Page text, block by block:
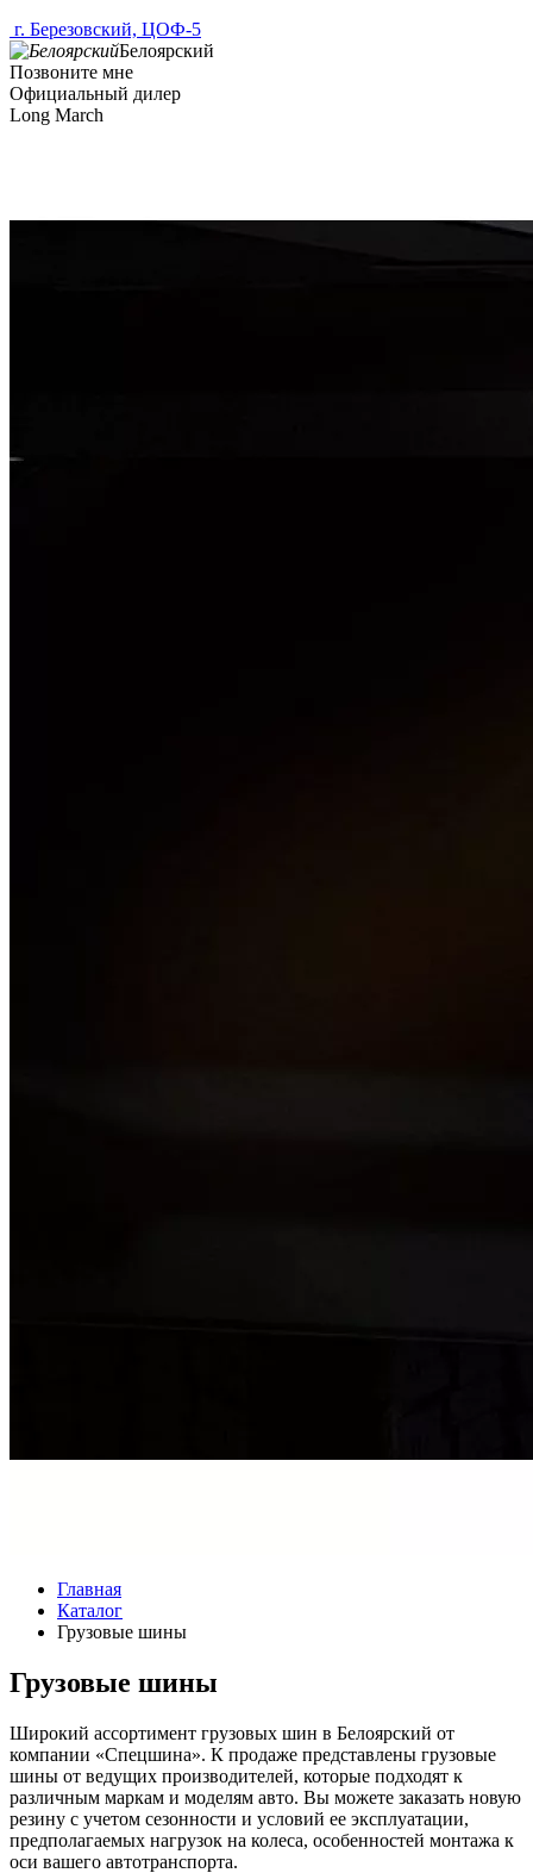
г. Березовский, ЦОФ-5
Белоярский
Позвоните мне
Официальный дилер
Long March
Главная
Каталог
Грузовые шины
Грузовые шины
Широкий ассортимент грузовых шин в Белоярский от
компании «Спецшина». К продаже представлены грузовые
шины от ведущих производителей, которые подходят к
различным маркам и моделям авто. Вы можете заказать новую
резину с учетом сезонности и условий ее эксплуатации,
предполагаемых нагрузок на колеса, особенностей монтажа к
оси вашего автотранспорта.